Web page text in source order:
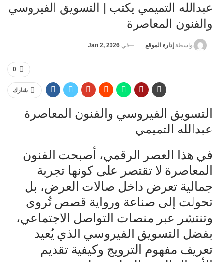
عبدالله التميمي يكتب | التسويق الفيروسي
والفنون المعاصرة
بواسطة إدارة الموقع في Jan 2, 2026
0
شارك
التسويق الفيروسي والفنون المعاصرة
عبدالله التميمي
في هذا العصر الرقمي، أصبحت الفنون
المعاصرة لا تقتصر على كونها تجربة
جمالية تعرض داخل صالات العرض، بل
تحولت إلى صناعة ورواية قصص تُروى
وتنتشر عبر منصات التواصل الاجتماعي،
بفضل التسويق الفيروسي الذي يُعيد
تعريف مفهوم الترويج وكيفية تقديم